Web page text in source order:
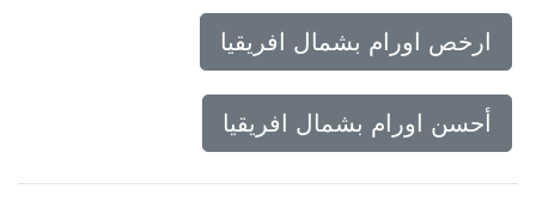
ارخص اورام بشمال افريقيا
أحسن اورام بشمال افريقيا